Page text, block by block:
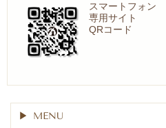
スマートフォン
専用サイト
QRコード
MENU